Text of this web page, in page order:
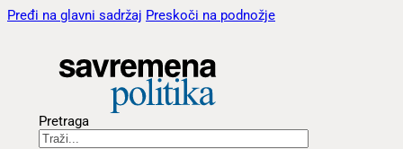
Pređi na glavni sadržaj Preskoči na podnožje
Pretraga